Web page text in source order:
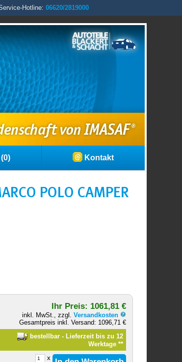
Hotline: 06620/2819000
Kontakt
POLO CAMPER
Ihr Preis: 1061,81 €
inkl. MwSt., zzgl.Versandkosten
Gesamtpreis inkl. Versand: 1096,71 €
bestellbar - Lieferzeit bis zu 12
Werktage **
x